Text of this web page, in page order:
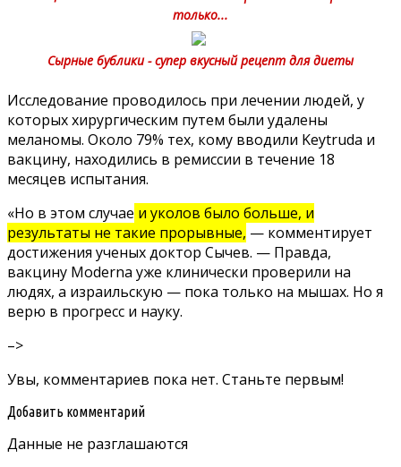
только...
Сырные бублики - супер вкусный рецепт для диеты
Исследование проводилось при лечении людей, у
которых хирургическим путем были удалены
меланомы. Около 79% тех, кому вводили Keytruda и
вакцину, находились в ремиссии в течение 18
месяцев испытания.
«Но в этом случае и уколов было больше, и
результаты не такие прорывные, — комментирует
достижения ученых доктор Сычев. — Правда,
вакцину Moderna уже клинически проверили на
людях, а израильскую — пока только на мышах. Но я
верю в прогресс и науку.
–>
Увы, комментариев пока нет. Станьте первым!
Добавить комментарий
Данные не разглашаются